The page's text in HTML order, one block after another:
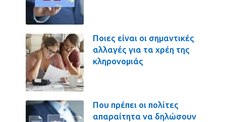
Ποιες είναι οι σημαντικές
αλλαγές για τα χρέη της
κληρονομιάς
Που πρέπει οι πολίτες
απαραίτητα να δηλώσουν